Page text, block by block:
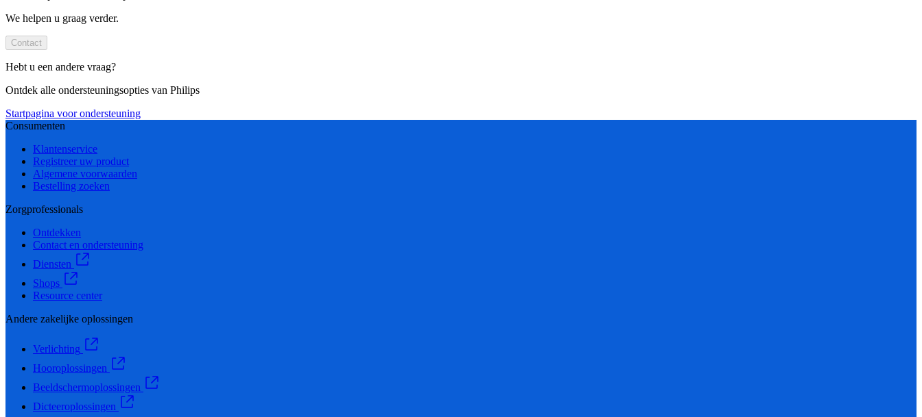
We helpen u graag verder.
Contact
Hebt u een andere vraag?
Ontdek alle ondersteuningsopties van Philips
Startpagina voor ondersteuning
Consumenten
Klantenservice
Registreer uw product
Algemene voorwaarden
Bestelling zoeken
Zorgprofessionals
Ontdekken
Contact en ondersteuning
Diensten
Shops
Resource center
Andere zakelijke oplossingen
Verlichting
Hooroplossingen
Beeldschermoplossingen
Dicteeroplossingen